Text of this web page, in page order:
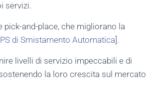
servizi.
and-place, che migliorano la
di Smistamento Automatica ].
livelli di servizio impeccabili e di
la loro crescita sul mercato